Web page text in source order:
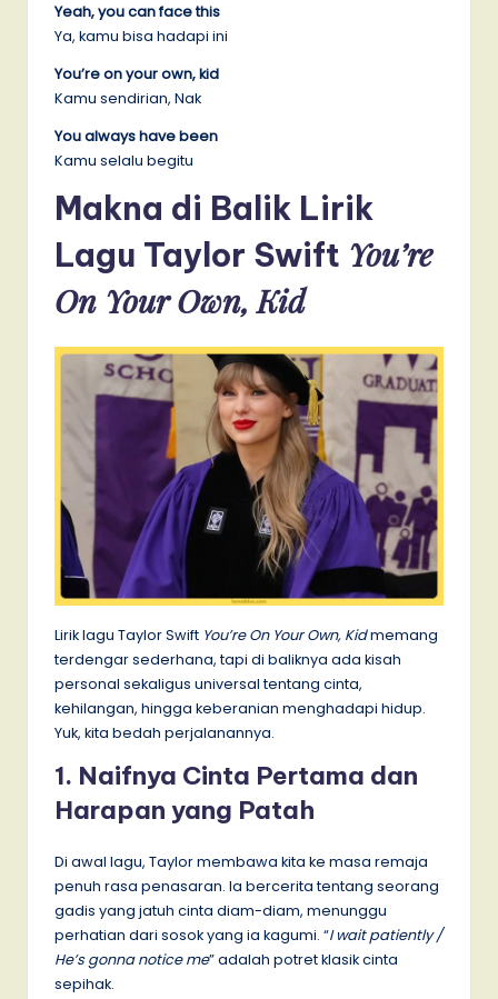
Yeah, you can face this
Ya, kamu bisa hadapi ini
You’re on your own, kid
Kamu sendirian, Nak
You always have been
Kamu selalu begitu
Makna di Balik Lirik
Lagu Taylor Swift You’re
On Your Own, Kid
Lirik lagu Taylor Swift You’re On Your Own, Kidmemang
terdengar sederhana, tapi di baliknya ada kisah
personal sekaligus universal tentang cinta,
kehilangan, hingga keberanian menghadapi hidup.
Yuk, kita bedah perjalanannya.
1. Naifnya Cinta Pertama dan
Harapan yang Patah
Di awal lagu, Taylor membawa kita ke masa remaja
penuh rasa penasaran. Ia bercerita tentang seorang
gadis yang jatuh cinta diam-diam, menunggu
perhatian dari sosok yang ia kagumi. “I wait patiently /
He’s gonna notice me” adalah potret klasik cinta
sepihak.